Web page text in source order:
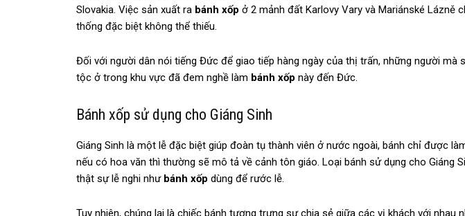
Slovakia. Việc sản xuất ra bánh xốp ở 2 mảnh đất Karlovy Vary và Mariánské Lázně
thống đặc biệt không thể thiếu.
Đối với người dân nói tiếng Đức để giao tiếp hàng ngày của thị trấn, những người mà
tộc ở trong khu vực đã đem nghề làm bánh xốp này đến Đức.
Bánh xốp sử dụng cho Giáng Sinh
Giáng Sinh là một lễ đặc biệt giúp đoàn tụ thành viên ở nước ngoài, bánh chỉ được
nếu có hoa văn thì thường sẽ mô tả về cảnh tôn giáo. Loại bánh sử dụng cho Giáng
thật sự lễ nghi như bánh xốp dùng để rước lễ.
Tuy nhiên, chúng lại là chiếc bánh tượng trưng sự chia sẻ giữa các vị khách với nhau